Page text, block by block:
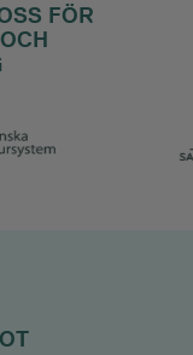
FÖR